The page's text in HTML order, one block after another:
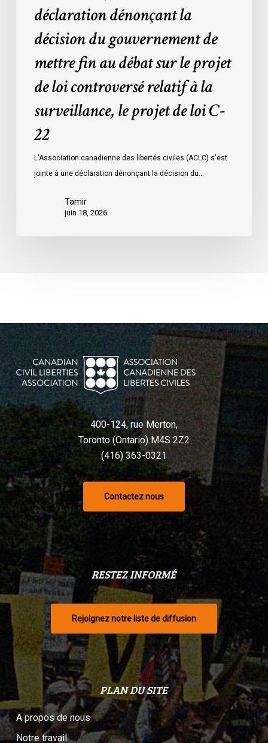
relatif
surveillance,
déclaration dénonçant la
décision du gouvernement de
mettre fin au débat sur le projet
de loi controversé relatif à la
surveillance, le projet de loi C-
22
L'Association canadienne des libertés civiles (ACLC) s'est
jointe à une déclaration dénonçant la décision du…
Tamir
juin 18, 2026
400-124, rue Merton,
Toronto (Ontario) M4S 2Z2
(416) 363-0321
Contactez nous
RESTEZ INFORMÉ
Rejoignez notre liste de diffusion
PLAN DU SITE
A propos de nous
Notre travail